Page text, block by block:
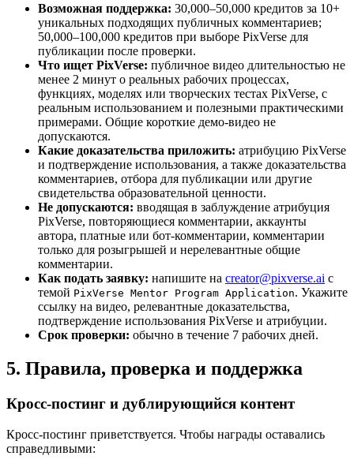
Возможная поддержка: 30,000–50,000 кредитов за 10+
уникальных подходящих публичных комментариев;
50,000–100,000 кредитов при выборе PixVerse для
публикации после проверки.
Что ищет PixVerse: публичное видео длительностью не
менее 2 минут о реальных рабочих процессах,
функциях, моделях или творческих тестах PixVerse, с
реальным использованием и полезными практическими
примерами. Общие короткие демо-видео не
допускаются.
Какие доказательства приложить: атрибуцию PixVerse
и подтверждение использования, а также доказательства
комментариев, отбора для публикации или другие
свидетельства образовательной ценности.
Не допускаются: вводящая в заблуждение атрибуция
PixVerse, повторяющиеся комментарии, аккаунты
автора, платные или бот-комментарии, комментарии
только для розыгрышей и нерелевантные общие
комментарии.
Как подать заявку: напишите на creator@pixverse.ai с
темой PixVerse Mentor Program Application. Укажите
ссылку на видео, релевантные доказательства,
подтверждение использования PixVerse и атрибуции.
Срок проверки: обычно в течение 7 рабочих дней.
5. Правила, проверка и поддержка
Кросс-постинг и дублирующийся контент
Кросс-постинг приветствуется. Чтобы награды оставались
справедливыми: